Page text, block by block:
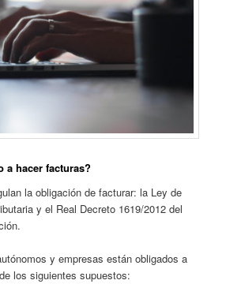
a hacer facturas?
la obligación de facturar: la Ley de
y el Real Decreto 1619/2012 del
y empresas están obligados a
los siguientes supuestos: